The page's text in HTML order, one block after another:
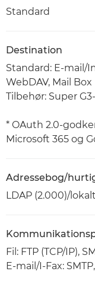
Standard
Destination
Standard: E-mail/
WebDAV, Mail Box
Tilbehør: Super
* OAuth 2.0-
Microsoft 365 og
Adressebog/
LDAP (2.000)/
Fil: FTP (TCP/IP),
E-mail/I-Fax: